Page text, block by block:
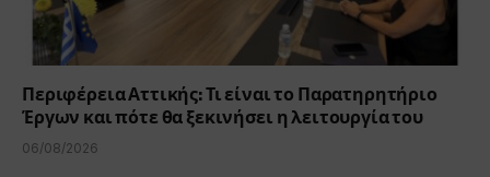
Περιφέρεια Αττικής: Τι είναι το Παρατηρητήριο
Έργων και πότε θα ξεκινήσει η λειτουργία του
06/08/2026